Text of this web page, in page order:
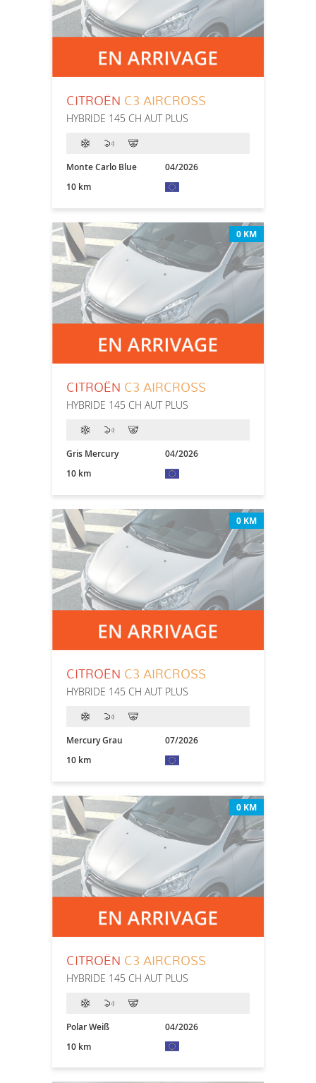
CITROËN C3 AIRCROSS
HYBRIDE 145 CH AUT PLUS
Monte Carlo Blue
04/2026
10 km
0 KM
CITROËN C3 AIRCROSS
HYBRIDE 145 CH AUT PLUS
Gris Mercury
04/2026
10 km
0 KM
CITROËN C3 AIRCROSS
HYBRIDE 145 CH AUT PLUS
Mercury Grau
07/2026
10 km
0 KM
CITROËN C3 AIRCROSS
HYBRIDE 145 CH AUT PLUS
Polar Weiß
04/2026
10 km